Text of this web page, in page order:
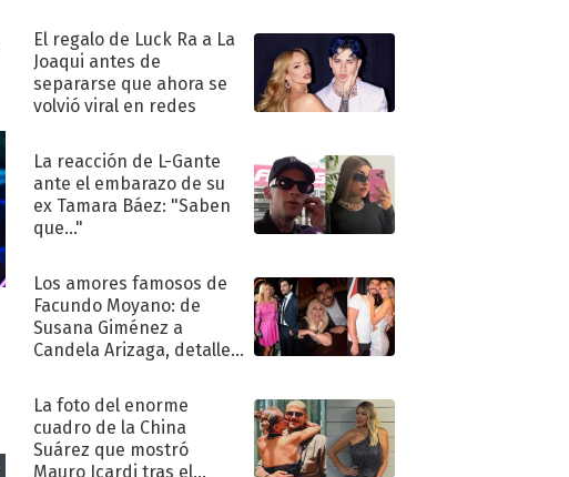
El regalo de Luck Ra a La
Joaqui antes de
separarse que ahora se
volvió viral en redes
La reacción de L-Gante
ante el embarazo de su
ex Tamara Báez: "Saben
que..."
Los amores famosos de
Facundo Moyano: de
Susana Giménez a
Candela Arizaga, detalles
sentimental
La foto del enorme
cuadro de la China
Suárez que mostró
Mauro Icardi tras el